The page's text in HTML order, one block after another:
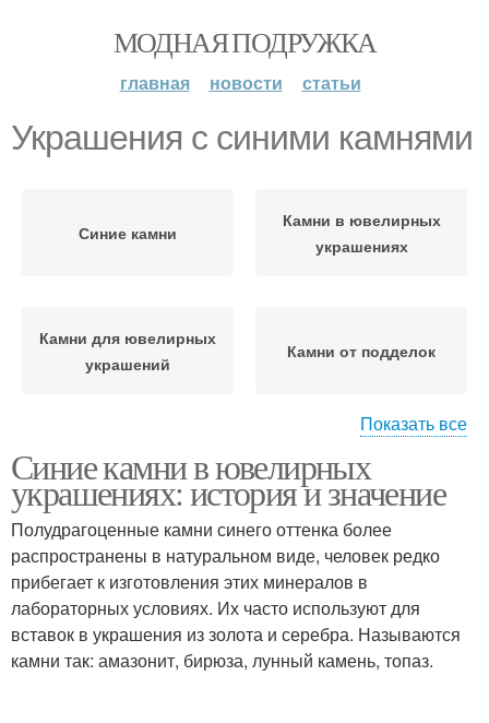
МОДНАЯ ПОДРУЖКА
главная новости статьи
Украшения с синими камнями
Синие камни
Камни в ювелирных
украшениях
Камни для ювелирных
украшений
Камни от подделок
Ювелирные украшения
Показать все
Синие камни в ювелирных
украшениях: история и значение
Полудрагоценные камни синего оттенка более
распространены в натуральном виде, человек редко
прибегает к изготовления этих минералов в
лабораторных условиях. Их часто используют для
вставок в украшения из золота и серебра. Называются
камни так: амазонит, бирюза, лунный камень, топаз.